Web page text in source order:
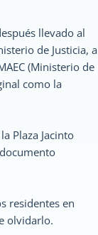
llevado al
de Justicia, a
(Ministerio de
como la
Plaza Jacinto
residentes en
olvidarlo.